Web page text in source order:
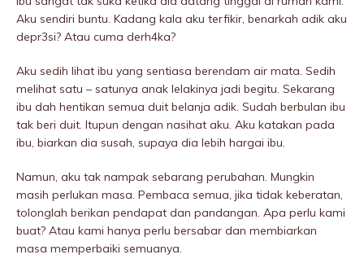
Aku sendiri buntu. Kadang kala aku terfikir, benarkah adik aku
depr3si? Atau cuma derh4ka?
Aku sedih lihat ibu yang sentiasa berendam air mata. Sedih
melihat satu – satunya anak lelakinya jadi begitu. Sekarang
ibu dah hentikan semua duit belanja adik. Sudah berbulan ibu
tak beri duit. Itupun dengan nasihat aku. Aku katakan pada
ibu, biarkan dia susah, supaya dia lebih hargai ibu.
Namun, aku tak nampak sebarang perubahan. Mungkin
masih perIukan masa. Pembaca semua, jika tidak keberatan,
tolonglah berikan pendapat dan pandangan. Apa perlu kami
buat? Atau kami hanya perlu bersabar dan membiarkan
masa memperbaiki semuanya.